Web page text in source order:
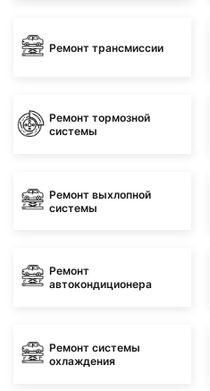
Ремонт трансмиссии
Ремонт тормозной
системы
Ремонт выхлопной
системы
Ремонт
автокондиционера
Ремонт системы
охлаждения